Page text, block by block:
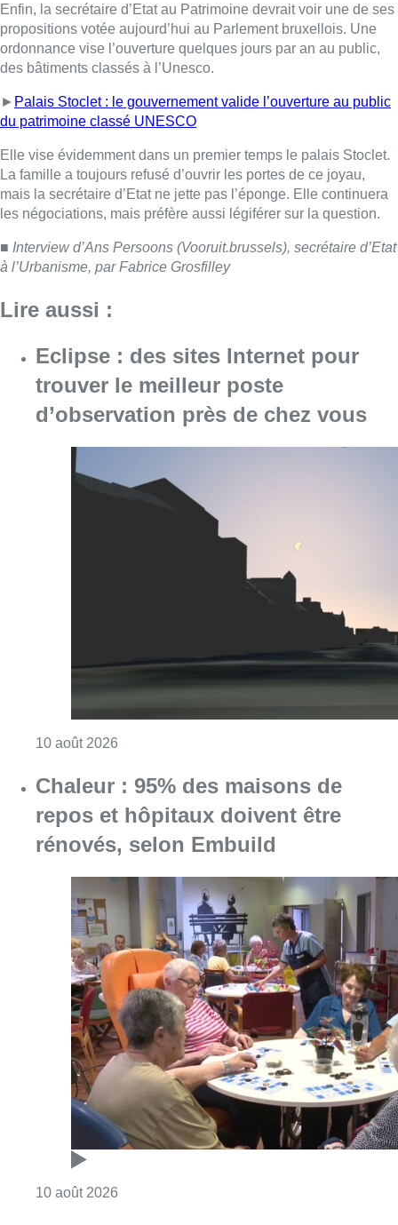
■Interview d’Ans Persoons (Vooruit.brussels), secrétaire d’Etat
à l’Urbanisme, par Fabrice Grosfilley
Lire aussi :
Eclipse : des sites Internet pour
trouver le meilleur poste
d’observation près de chez vous
Consulter l'article "Eclipse : des sites
Chaleur : 95% des maisons de
repos et hôpitaux doivent être
10 août 2026Consulter l'article "Chaleur : 95% des
Le commissariat de Zaventem
évacué samedi après que des
riverains y ont amené une grenade